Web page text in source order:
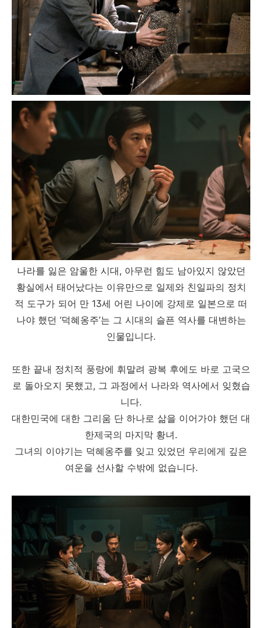
나라를 잃은 암울한 시대, 아무런 힘도 남아있지 않았던
황실에서 태어났다는 이유만으로 일제와 친일파의 정치
적 도구가 되어 만 13세 어린 나이에 강제로 일본으로 떠
나야 했던 ‘덕혜옹주’는 그 시대의 슬픈 역사를 대변하는
인물입니다.
또한 끝내 정치적 풍랑에 휘말려 광복 후에도 바로 고국으
로 돌아오지 못했고, 그 과정에서 나라와 역사에서 잊혔습
니다.
대한민국에 대한 그리움 단 하나로 삶을 이어가야 했던 대
한제국의 마지막 황녀.
그녀의 이야기는 덕혜옹주를 잊고 있었던 우리에게 깊은
여운을 선사할 수밖에 없습니다.